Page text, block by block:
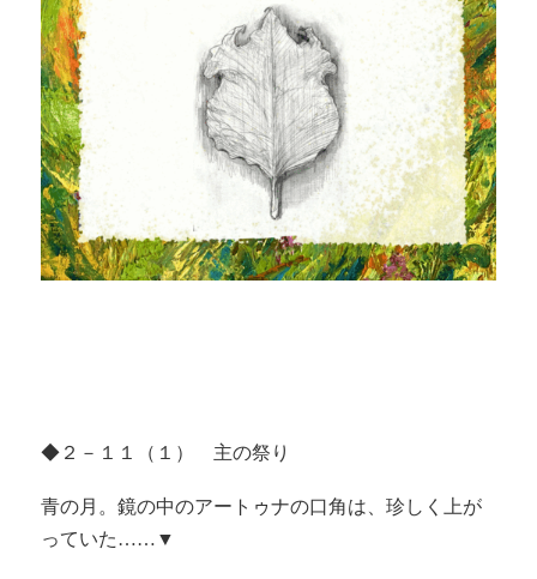
◆２－１１（１） 主の祭り
青の月。鏡の中のアートゥナの口角は、珍しく上が
っていた……▼